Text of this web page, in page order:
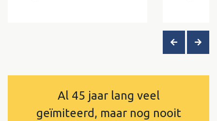
Al 45 jaar lang veel
geïmiteerd, maar nog nooit